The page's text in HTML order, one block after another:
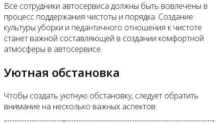
Все сотрудники автосервиса должны быть вовлечены в
процесс поддержания чистоты и порядка. Создание
культуры уборки и педантичного отношения к чистоте
станет важной составляющей в создании комфортной
атмосферы в автосервисе.
Уютная обстановка
Чтобы создать уютную обстановку, следует обратить
внимание на несколько важных аспектов: